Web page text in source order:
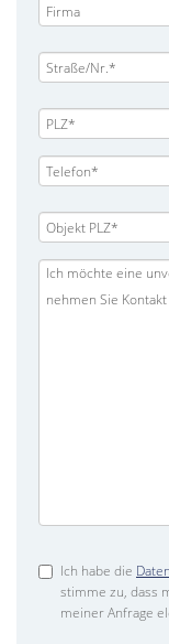
Ich habe die
stimme zu, dass
meiner Anfrage